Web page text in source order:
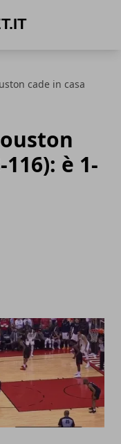
cade in casa
è 1-